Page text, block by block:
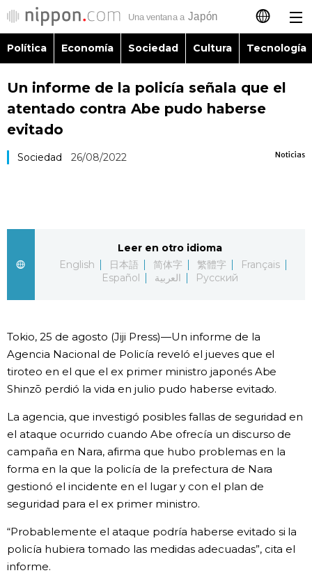
日本語
English
Русский
Política
Vida
Guía de Japón
Vídeos e imágenes
En profundidad
Más
Noticias
Datos de Japón
official SNS
Política Economía Sociedad Cultura Tecnología
Un informe de la policía señala que el
atentado contra Abe pudo haberse
evitado
Noticias
Sociedad 26/08/2022
Leer en otro idioma
English
日本語 简体字 繁體字
Français
Español
العربية Русский
Tokio, 25 de agosto (Jiji Press)—Un informe de la
Agencia Nacional de Policía reveló el jueves que el
tiroteo en el que el ex primer ministro japonés Abe
Shinzō perdió la vida en julio pudo haberse evitado.
La agencia, que investigó posibles fallas de seguridad en
el ataque ocurrido cuando Abe ofrecía un discurso de
campaña en Nara, afirma que hubo problemas en la
forma en la que la policía de la prefectura de Nara
gestionó el incidente en el lugar y con el plan de
seguridad para el ex primer ministro.
“Probablemente el ataque podría haberse evitado si la
policía hubiera tomado las medidas adecuadas”, cita el
informe.